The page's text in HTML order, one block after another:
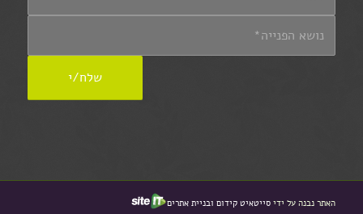
האתר נבנה על ידי סייטאיט קידום ובניית אתרים